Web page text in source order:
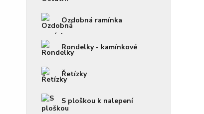
Ozdobná ramínka
Rondelky - kamínkové
Řetízky
S ploškou k nalepení